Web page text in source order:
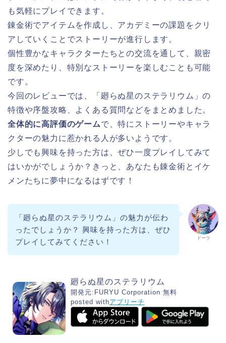
も気軽にプレイできます。
錬金術でアイテムを作成し、アカデミーの課題をクリ
アしていくことでストーリーが進行します。
個性豊かなキャラクターたちとの交流を通して、親密
度を深めたり、特別なストーリーを楽しむことも可能
です。
今回のレビューでは、「廻らぬ星のステラリウム」の
特徴や序盤攻略、よくある質問などをまとめました。
全体的に高評価のゲームで、特にストーリーやキャラ
クターの魅力に惹かれる人が多いようです。
少しでも興味を持った方は、ぜひ一度プレイしてみて
はいかがでしょうか？きっと、あなたも錬金術とイケ
メンたちに夢中になるはずです！
ドーラ
「廻らぬ星のステラリウム」の魅力が伝わ
ったでしょうか？ 興味を持った方は、ぜひ
プレイしてみてください！
廻らぬ星のステラリウム
開発元: FURYU Corporation 無料
posted withアプリーチ